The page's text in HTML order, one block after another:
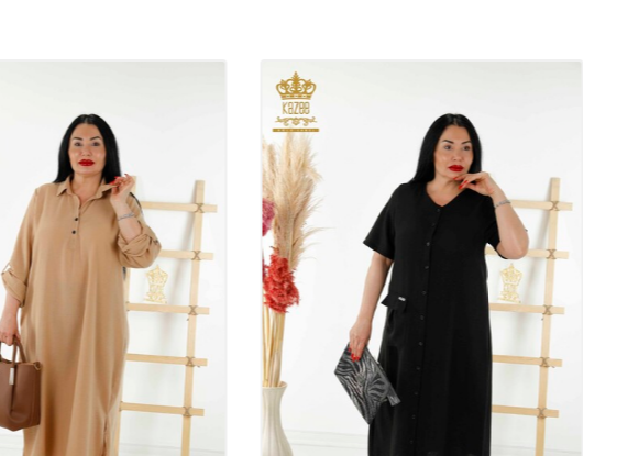
Вы можете связаться с нами, чтобы получить подробную информацию о
продуктах, которые вам нравятся.
Наши цены не включают стоимость доставки, НДС не включен.
Мы отправляем ваши заказы по всему миру Cargo.
Вы можете связаться с нашими представителями клиентов для груза.
Мы принимаем предварительные заказы на нашем сайте, ваши заказы
обрабатываются путем проверки их запасов.
Наша компания работает со всеми видами платежных систем.
Вы можете оплатить через банк или кредитной картой.